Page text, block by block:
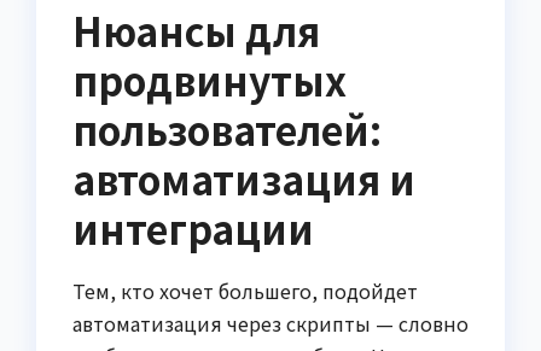
Нюансы для
продвинутых
пользователей:
автоматизация и
интеграции
Тем, кто хочет большего, подойдет
автоматизация через скрипты — словно